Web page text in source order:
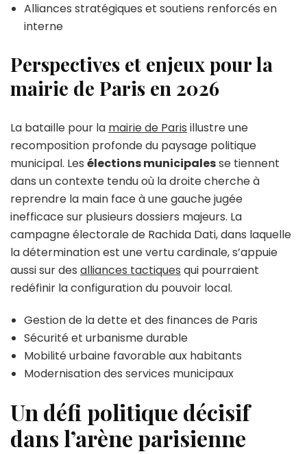
Alliances stratégiques et soutiens renforcés en
interne
Perspectives et enjeux pour la
mairie de Paris en 2026
La bataille pour la mairie de Paris illustre une
recomposition profonde du paysage politique
municipal. Les élections municipalesse tiennent
dans un contexte tendu où la droite cherche à
reprendre la main face à une gauche jugée
inefficace sur plusieurs dossiers majeurs. La
campagne électorale de Rachida Dati, dans laquelle
la détermination est une vertu cardinale, s’appuie
aussi sur des alliances tactiques qui pourraient
redéfinir la configuration du pouvoir local.
Gestion de la dette et des finances de Paris
Sécurité et urbanisme durable
Mobilité urbaine favorable aux habitants
Modernisation des services municipaux
Un défi politique décisif
dans l’arène parisienne